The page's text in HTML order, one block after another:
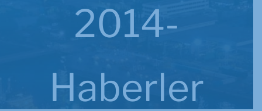
2014-
Haberler